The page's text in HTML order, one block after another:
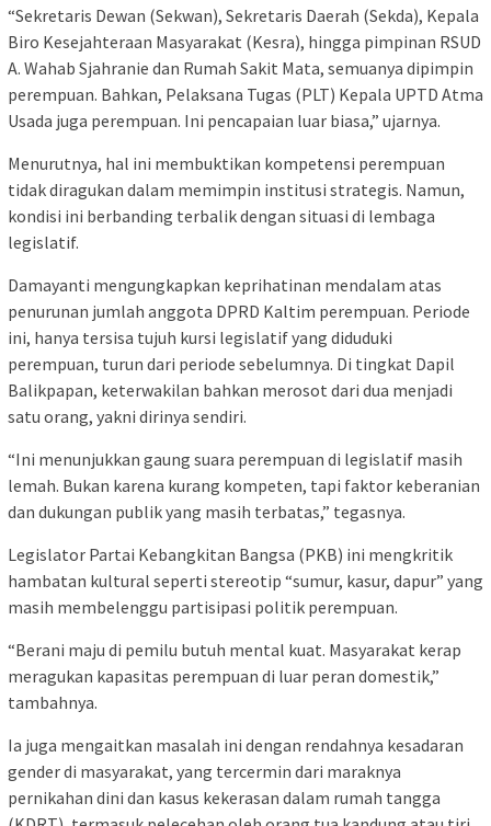
“Sekretaris Dewan (Sekwan), Sekretaris Daerah (Sekda), Kepala
Biro Kesejahteraan Masyarakat (Kesra), hingga pimpinan RSUD
A. Wahab Sjahranie dan Rumah Sakit Mata, semuanya dipimpin
perempuan. Bahkan, Pelaksana Tugas (PLT) Kepala UPTD Atma
Usada juga perempuan. Ini pencapaian luar biasa,” ujarnya.
Menurutnya, hal ini membuktikan kompetensi perempuan
tidak diragukan dalam memimpin institusi strategis. Namun,
kondisi ini berbanding terbalik dengan situasi di lembaga
legislatif.
Damayanti mengungkapkan keprihatinan mendalam atas
penurunan jumlah anggota DPRD Kaltim perempuan. Periode
ini, hanya tersisa tujuh kursi legislatif yang diduduki
perempuan, turun dari periode sebelumnya. Di tingkat Dapil
Balikpapan, keterwakilan bahkan merosot dari dua menjadi
satu orang, yakni dirinya sendiri.
“Ini menunjukkan gaung suara perempuan di legislatif masih
lemah. Bukan karena kurang kompeten, tapi faktor keberanian
dan dukungan publik yang masih terbatas,” tegasnya.
Legislator Partai Kebangkitan Bangsa (PKB) ini mengkritik
hambatan kultural seperti stereotip “sumur, kasur, dapur” yang
masih membelenggu partisipasi politik perempuan.
“Berani maju di pemilu butuh mental kuat. Masyarakat kerap
meragukan kapasitas perempuan di luar peran domestik,”
tambahnya.
Ia juga mengaitkan masalah ini dengan rendahnya kesadaran
gender di masyarakat, yang tercermin dari maraknya
pernikahan dini dan kasus kekerasan dalam rumah tangga